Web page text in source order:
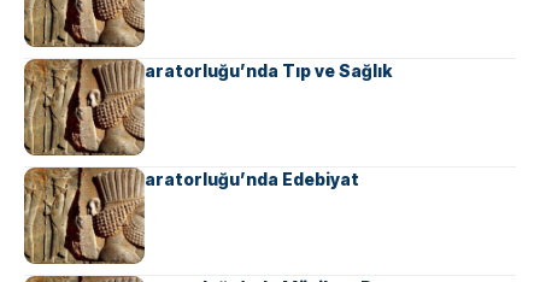
Ahameniş İmparatorluğu’nda Tıp ve Sağlık
Ahameniş İmparatorluğu’nda Edebiyat